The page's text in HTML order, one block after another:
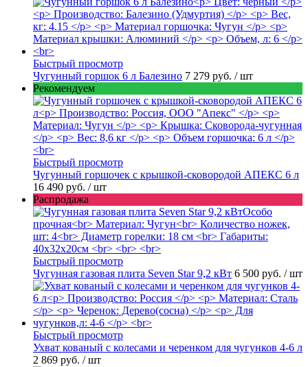
Быстрый просмотр
Чугунный горшок 6 л Балезино 7 279 руб. / шт
Рекомендуем
Быстрый просмотр
Чугунный горшочек с крышкой-сковородой АПЕКС 6 л
16 490 руб. / шт
Распродажа
Быстрый просмотр
Чугунная газовая плита Seven Star 9,2 кВт 6 500 руб. / шт
Быстрый просмотр
Ухват кованый с колесами и черенком для чугунков 4-6 л
2 869 руб. / шт